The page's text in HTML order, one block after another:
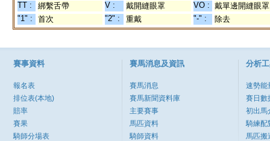
TT : 綁繫舌帶 V : 戴開縫眼罩 VO : 戴單邊開縫眼罩
"1" :
首次 "2" : 重戴 "-" : 除去
賽事資料
報名表
排位表(本地)
賠率
賽果
騎師分場表
賽馬消息及資訊
賽馬消息
賽馬新聞資料庫
主要賽事
馬匹資料
騎師資料
分析
速勢能
賽日數
初出馬
騎練配
馬匹搬